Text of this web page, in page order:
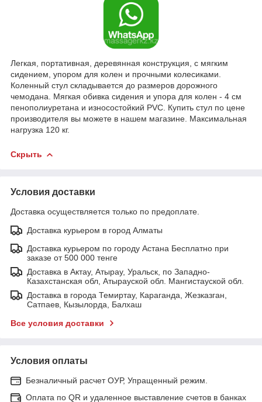
Легкая, портативная, деревянная конструкция, с мягким
сидением, упором для колен и прочными колесиками.
Коленный стул складывается до размеров дорожного
чемодана. Мягкая обивка сидения и упора для колен - 4 см
пенополиуретана и износостойкий PVC. Купить стул по цене
производителя вы можете в нашем магазине. Максимальная
нагрузка 120 кг.
Скрыть
Условия доставки
Доставка осуществляется только по предоплате.
Доставка курьером в город Алматы
Доставка курьером по городу Астана Бесплатно при
заказе от 500 000 тенге
Доставка в Актау, Атырау, Уральск, по Западно-
Казахстанская обл, Атырауской обл. Мангистауской обл.
Доставка в города Темиртау, Караганда, Жезказган,
Сатпаев, Кызылорда, Балхаш
Все условия доставки
Условия оплаты
Безналичный расчет ОУР, Упращенный режим.
Оплата по QR и удаленное выставление счетов в банках